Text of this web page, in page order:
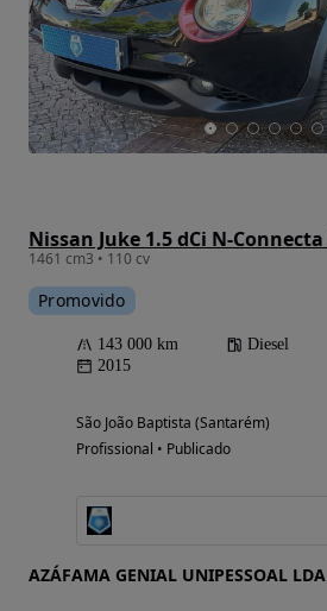
1461 cm3 • 110 cv
Promovido
143 000 km Diesel
2015
São João Baptista (Santarém)
Profissional • Publicado
AZÁFAMA GENIAL UNIPESSOAL LDA